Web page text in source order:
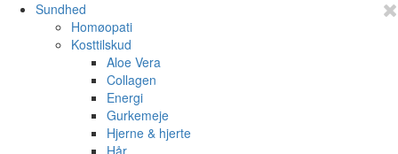
Sundhed
Homøopati
Kosttilskud
Aloe Vera
Collagen
Energi
Gurkemeje
Hjerne & hjerte
Hår